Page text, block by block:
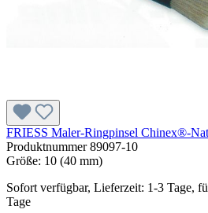
FRIESS Maler-Ringpinsel Chinex®-
Produktnummer89097-10
Größe: 10 (40 mm)
Sofort verfügbar, Lieferzeit: 1-3 Tage,
Tage